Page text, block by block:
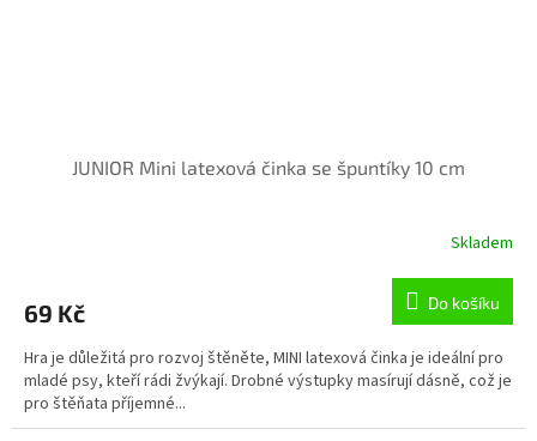
JUNIOR Mini latexová činka se špuntíky 10 cm
Skladem
69 Kč Do košíku
Hra je důležitá pro rozvoj štěněte, MINI latexová činka je ideální pro
mladé psy, kteří rádi žvýkají. Drobné výstupky masírují dásně, což je
pro štěňata příjemné...